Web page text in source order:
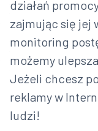
działań
zajmując się jej
monitoring
możemy
Jeżeli chcesz
reklamy w
ludzi!